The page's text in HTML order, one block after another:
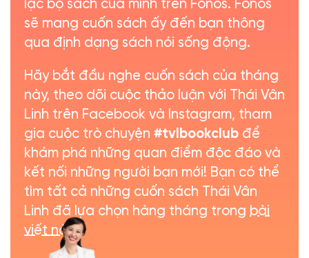
lạc bộ sách của mình trên Fonos. Fonos
sẽ mang cuốn sách ấy đến bạn thông
qua định dạng sách nói sống động.
Hãy bắt đầu nghe cuốn sách của tháng
này, theo dõi cuộc thảo luận với Thái Vân
Linh trên Facebook và Instagram, tham
gia cuộc trò chuyện #tvlbookclub để
khám phá những quan điểm độc đáo và
kết nối những người bạn mới! Bạn có thể
tìm tất cả những cuốn sách Thái Vân
Linh đã lựa chọn hàng tháng trong bài
viết này.